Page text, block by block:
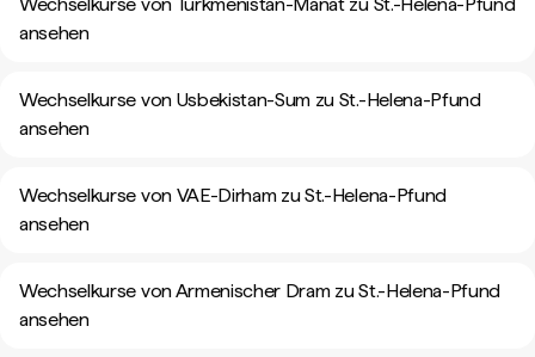
ansehen
Wechselkurse von Usbekistan-Sum zu St.-Helena-Pfund
ansehen
Wechselkurse von VAE-Dirham zu St.-Helena-Pfund
ansehen
Wechselkurse von Armenischer Dram zu St.-Helena-Pfund
ansehen